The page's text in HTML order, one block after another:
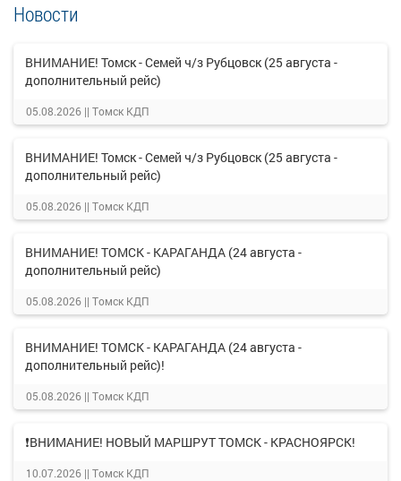
Новости
ВНИМАНИЕ! Томск - Семей ч/з Рубцовск (25 августа -
дополнительный рейс)
05.08.2026 || Томск КДП
ВНИМАНИЕ! Томск - Семей ч/з Рубцовск (25 августа -
дополнительный рейс)
05.08.2026 || Томск КДП
ВНИМАНИЕ! ТОМСК - КАРАГАНДА (24 августа -
дополнительный рейс)
05.08.2026 || Томск КДП
ВНИМАНИЕ! ТОМСК - КАРАГАНДА (24 августа -
дополнительный рейс)!
05.08.2026 || Томск КДП
❗ВНИМАНИЕ! НОВЫЙ МАРШРУТ ТОМСК - КРАСНОЯРСК!
10.07.2026 || Томск КДП